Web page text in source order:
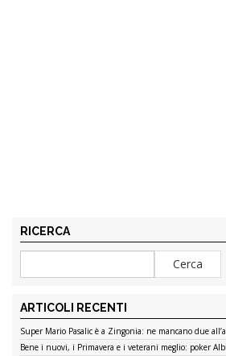
RICERCA
ARTICOLI RECENTI
Super Mario Pasalic è a Zingonia: ne mancano due
Bene i nuovi, i Primavera e i veterani meglio: poker